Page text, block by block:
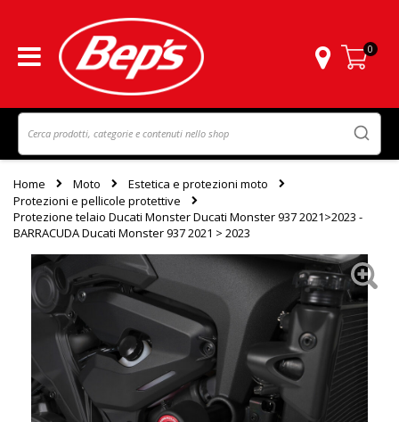
Carrello
0
Home Moto
Estetica e protezioni moto
Protezioni e pellicole protettive
Protezione telaio Ducati Monster Ducati Monster 937 2021>2023 -
BARRACUDA Ducati Monster 937 2021 > 2023